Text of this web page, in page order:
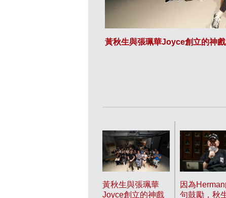
黃秋生與張珮華Joyce創立的神
黃秋生與張珮華
Joyce創立的神戲
因為
句鼓勵，秋